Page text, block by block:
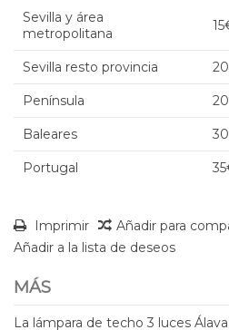
Sevilla y área
metropolitana
Sevilla resto provincia
Península
Baleares
Portugal
Imprimir
Añadir para
Añadir a la lista de deseos
MÁS
La lámpara de techo 3 luces